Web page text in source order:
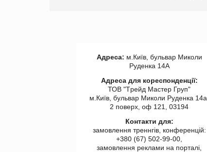
Адреса: м.Київ, бульвар Миколи
Руденка 14А
Адреса для кореспонденції:
ТОВ "Tрейд Мастер Груп"
м.Київ, бульвар Миколи Руденка 14а,
2 поверх, оф 121, 03194
Контакти для:
замовлення треннгів, конференцій:
+380 (67) 502-99-00,
замовлення реклами на порталі,